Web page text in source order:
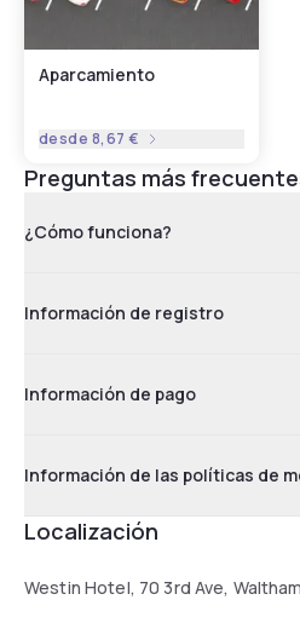
Aparcamiento
desde 8,67 €
Preguntas más
¿Cómo funciona?
Información de registro
Información de pago
Información de las políticas de
Localización
Westin Hotel, 70 3rd Ave,